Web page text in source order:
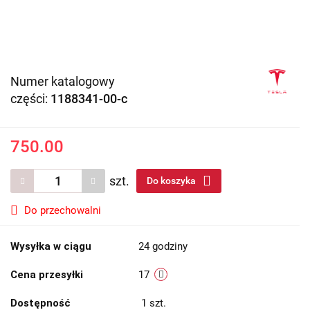
Numer katalogowy
części: 1188341-00-c
750.00
szt. Do koszyka
Do przechowalni
Wysyłka w ciągu 24 godziny
Cena przesyłki 17
Dostępność 1 szt.